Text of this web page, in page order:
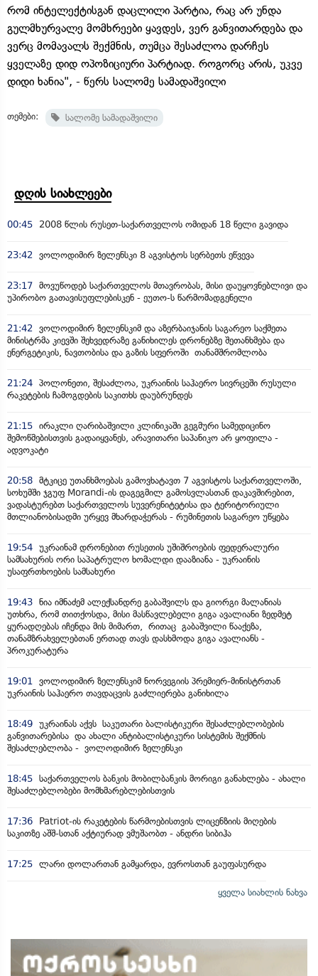
რომ ინტელექტისგან დაცლილი პარტია, რაც არ უნდა
გულმხურვალე მომხრეები ყავდეს, ვერ განვითარდება და
ვერც მომავალს შექმნის, თუმცა შესაძლოა დარჩეს
ყველაზე დიდ ოპოზიციური პარტიად. როგორც არის, უკვე
დიდი ხანია", - წერს სალომე სამადაშვილი
თემები: სალომე სამადაშვილი
დღის სიახლეები
00:45 2008 წლის რუსეთ-საქართველოს ომიდან 18 წელი გავიდა
23:42 ვოლოდიმირ ზელენსკი 8 აგვისტოს სერბეთს ეწვევა
23:17 მოვუწოდებ საქართველოს მთავრობას, მისი დაუყოვნებლივი და
უპირობო გათავისუფლებისკენ - ეუთო-ს წარმომადგენელი
21:42
ვოლოდიმირ ზელენსკიმ და აზერბაიჯანის საგარეო საქმეთა
მინისტრმა კიევში შეხვედრაზე განიხილეს დრონებზე შეთანხმება და
ენერგეტიკის, ნავთობისა და გაზის სფეროში თანამშრომლობა
21:24 პოლონეთი, შესაძლოა, უკრაინის საჰაერო სივრცეში რუსული
რაკეტების ჩამოგდების საკითხს დაუბრუნდეს
21:15 ირაკლი ღარიბაშვილი კლინიკაში გეგმური სამედიცინო
შემოწმებისთვის გადაიყვანეს, არავითარი საპანიკო არ ყოფილა -
ადვოკატი
20:58 მტკიცე უთანხმოებას გამოვხატავთ 7 აგვისტოს საქართველოში,
სოხუმში ჯგუფ Morandi-ის დაგეგმილ გამოსვლასთან დაკავშირებით,
ვადასტურებთ საქართველოს სუვერენიტეტისა და ტერიტორიული
მთლიანობისადმი ურყევ მხარდაჭერას - რუმინეთის საგარეო უწყება
19:54 უკრაინამ დრონებით რუსეთის უშიშროების ფედერალური
სამსახურის ორი საპატრულო ხომალდი დააზიანა - უკრაინის
უსაფრთხოების სამსახური
19:43 ნია იმნაძემ ალექსანდრე გაბაშვილს და გიორგი მალანიას
უთხრა, რომ თითქოსდა, მისი მასწავლებელი გიგა ავალიანი ზედმეტ
ყურადღებას იჩენდა მის მიმართ, რითაც გაბაშვილი წააქეზა,
თანამზრახველებთან ერთად თავს დასხმოდა გიგა ავალიანს -
პროკურატურა
19:01
ვოლოდიმირ ზელენსკიმ ნორვეგიის პრემიერ-მინისტრთან
უკრაინის საჰაერო თავდაცვის გაძლიერება განიხილა
18:49 უკრაინას აქვს საკუთარი ბალისტიკური შესაძლებლობების
განვითარებისა და ახალი ანტიბალისტიკური სისტემის შექმნის
შესაძლებლობა - ვოლოდიმირ ზელენსკი
18:45 საქართველოს ბანკის მობილბანკის მორიგი განახლება - ახალი
შესაძლებლობები მომხმარებლებისთვის
17:36
Patriot-ის რაკეტების წარმოებისთვის ლიცენზიის მიღების
საკითზე აშშ-სთან აქტიურად ვმუშაობთ - ანდრი სიბიჰა
17:25 ლარი დოლართან გამყარდა, ევროსთან გაუფასურდა
ყველა სიახლის ნახვა